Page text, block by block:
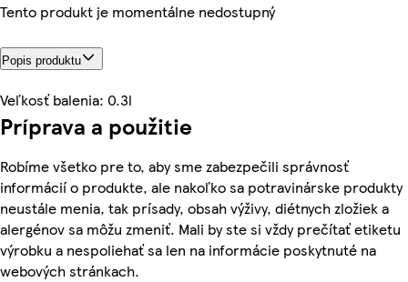
Tento produkt je momentálne nedostupný
Popis produktu
Veľkosť balenia: 0.3l
Príprava a použitie
Robíme všetko pre to, aby sme zabezpečili správnosť
informácií o produkte, ale nakoľko sa potravinárske produkty
neustále menia, tak prísady, obsah výživy, diétnych zložiek a
alergénov sa môžu zmeniť. Mali by ste si vždy prečítať etiketu
výrobku a nespoliehať sa len na informácie poskytnuté na
webových stránkach.